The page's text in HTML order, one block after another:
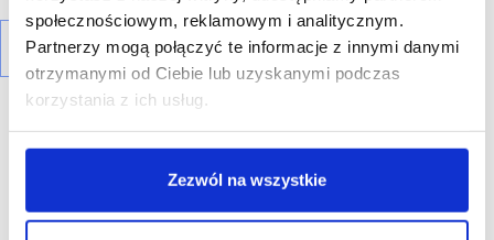
społecznościowym, reklamowym i analitycznym.
Partnerzy mogą połączyć te informacje z innymi danymi
otrzymanymi od Ciebie lub uzyskanymi podczas
korzystania z ich usług.
Zezwól na wszystkie
R E K L A M A